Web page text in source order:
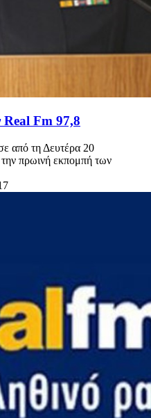
Real Fm 97,8
από τη Δευτέρα 20
πρωινή εκπομπή των